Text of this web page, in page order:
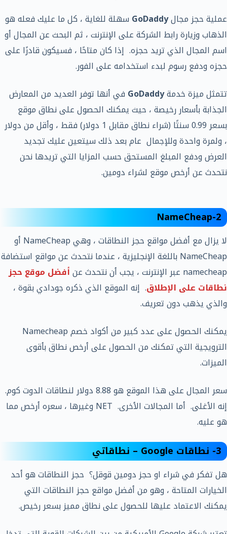
عملية حجز مجالGoDaddy سهلة للغاية ، كل ما عليك فعله هو
الذهاب وزيارة رابط الشركة على الإنترنت ، ثم البحث عن المجال أو
اسم المجال الذي تريد حجزه. إذا كان متاحًا ، فسيكون قادرًا على
حجزه ودفع رسوم لبدء استخدامه على الفور.
تتمثل ميزة خدمةGoDaddy في أنها توفر العديد من المعارض
الجذابة بأسعار رخيصة ، حيث يمكنك الحصول على نطاق موقع
بسعر 0.99 سنتًا (شراء نطاق مقابل 1 دولار) فقط ، وأقل من دولار
، ولمرة واحدة وللإجمال عام بعد ذلك سيتعين عليك تجديد
العرض ودفع المبلغ المستحق حسب المزايا التي تريدها نحن
نتحدث عن أرخص موقع لشراء دومين.
NameCheap-2
لا يزال مع أفضل مواقع حجز النطاقات ، وهي NameCheap أو
NameCheap باللغة الإنجليزية ، عندما نتحدث عن مواقع استضافة
namecheap عبر الإنترنت ، يجب أن نتحدث عن
أفضل موقع حجز
نطاقات على الإطلاق. إنه الموقع الذي ذكره جودادي بقوة ،
والذي يذهب دون تعريف.
يمكنك الحصول على عدد كبير من أكواد خصم Namecheap
الترويجية التي تمكنك من الحصول على أرخص نطاق بأقوى
الميزات.
سعر المجال على هذا الموقع هو 8.88 دولار لنطاقات الدوت كوم.
إنه الأغلى. أما المجالات الأخرى. NET وغيرها ، سعره أرخص مما
هو عليه.
3- نطاقات Google – نطاقاتي
هل تفكر في شراء او حجز دومين قوقل؟ حجز النطاقات هو أحد
الخيارات المتاحة ، وهو من أفضل مواقع حجز النطاقات التي
يمكنك الاعتماد عليها للحصول على نطاق مميز بسعر رخيص.